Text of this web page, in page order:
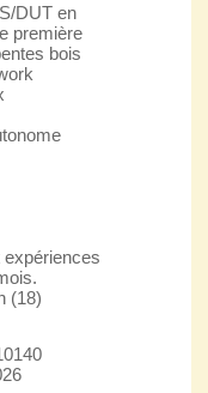
DUT en
première
bois
(18)